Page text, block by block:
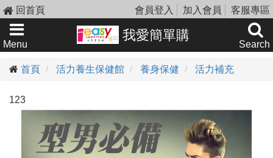
回首頁 會員登入 加入會員 客服專區
Menu
我愛簡單購
Search
首頁 活力養生保健館 養身保健 活力補充
123